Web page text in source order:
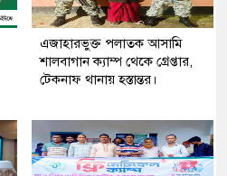
এজাহারভুক্ত পলাতক আসামি
শালবাগান ক্যাম্প থেকে গ্রেপ্তার,
টেকনাফ থানায় হস্তান্তর।